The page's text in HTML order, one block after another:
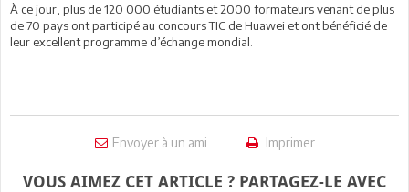
À ce jour, plus de 120 000 étudiants et 2000 formateurs venant de plus
de 70 pays ont participé au concours TIC de Huawei et ont bénéficié de
leur excellent programme d’échange mondial.
Envoyer à un ami Imprimer
VOUS AIMEZ CET ARTICLE ? PARTAGEZ-LE AVEC